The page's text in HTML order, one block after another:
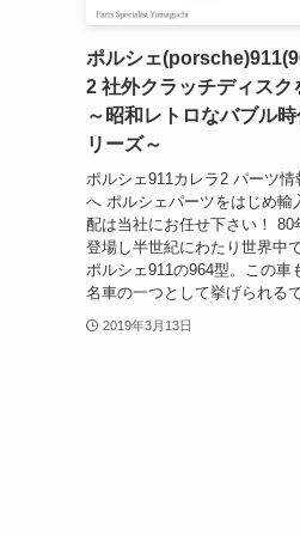
ポルシェ
2 社外クラッチディスク
～昭和レトロなバブル
リーズ～
ポルシェ911カレラ2 パーツ
へ ポルシェパーツをはじめ輸
配は当社にお任せ下さい！ 80
登場し半世紀にわたり世界中
ポルシェ911の964型。この車
名車の一つとして挙げられる
2019年3月13日